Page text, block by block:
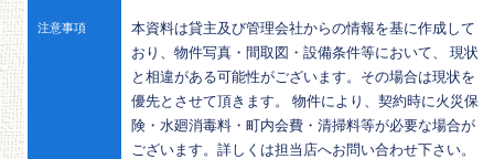
注意事項
本資料は貸主及び管理会社からの情報を基に作成して
おり、物件写真・間取図・設備条件等において、 現状
と相違がある可能性がございます。その場合は現状を
優先とさせて頂きます。 物件により、契約時に火災保
険・水廻消毒料・町内会費・清掃料等が必要な場合が
ございます。詳しくは担当店へお問い合わせ下さい。